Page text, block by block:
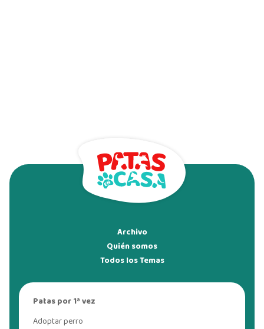
Archivo
Quién somos
Todos los Temas
Patas por 1ª vez
Adoptar perro